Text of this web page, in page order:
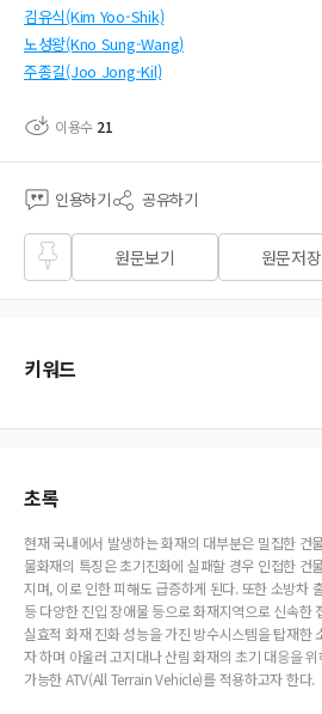
김유식(Kim Yoo-Shik)
노성왕(Kno Sung-Wang)
주종길(Joo Jong-Kil)
이용수 21
인용하기 공유하기
즐겨
찾기
원문보기 원문저장
키워드
초록
현재 국내에서 발생하는 화재의 대부분은 밀집한 건
물화재의 특징은 초기진화에 실패할 경우 인접한 건
지며, 이로 인한 피해도 급증하게 된다. 또한 소방차
등 다양한 진입 장애물 등으로 화재지역으로 신속한
실효적 화재 진화 성능을 가진 방수시스템을 탑재한
자 하며 아울러 고지대나 산림 화재의 초기 대응을
가능한 ATV(All Terrain Vehicle)를 적용하고자 한다.